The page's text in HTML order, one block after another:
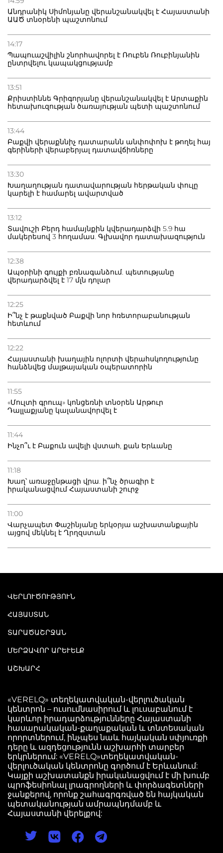
Անդրանիկ Սիմոնյանը վերանշանակվել է Հայաստանի
ԱԱԾ տնօրենի պաշտոնում
14:17
Պապուաշվիլին շնորհավորել է Ռուբեն Ռուբինյանին
ընտրվելու կապակցությամբ
13:51
Քրիստիննե Գրիգորյանը վերանշանակվել է Արտաքին
հետախուզության ծառայության պետի պաշտոնում
13:44
Բաքվի վերաքննիչ դատարանն անփոփոխ է թողել հայ
գերիների վերաբերյալ դատավճիռները
13:30
Խաղաղության դատավարության հերթական փուլը
կարելի է համարել ավարտված
13:12
Տավուշի Բերդ համայնքին կվերադարձվի 5.9 հա
մակերեսով 3 հողամաս. Գլխավոր դատախազություն
12:38
Ապօրինի գույքի բռնագանձում. պետությանը
վերադարձվել է 17 մլն դոլար
12:25
Ի՞նչ է թաքնված Բաքվի նոր հռետորաբանության
հետևում
12:22
Հայաստանի խաղային ոլորտի վերահսկողությունը
հանձնվեց մալթայական օպերատորին
11:55
«Մուլտի գրուպ» կոնցեռնի տնօրեն Արթուր
Դալլաքյանը կալանավորվել է
11:44
Ինչո՞ւ է Բաքուն ավելի վստահ, քան Երևանը
11:18
Խաղ՝ առաջընթացի վրա. ի՞նչ ծրագիր է
իրականացվում Հայաստանի շուրջ
11:00
Վարչապետ Փաշինյանը երկօրյա աշխատանքային
այցով մեկնել է Ղրղզստան
ՎԵՐԼՈՒԾՈՒԹՅՈՒՆ
ՀԱՅԱՍՏԱՆ
ՏԱՐԱԾԱՇՐՋԱՆ
ՄԵՐՁԱՎՈՐ ԱՐԵՒԵԼՔ
ԱՇԽԱՐՀ
«VERELQ» տեղեկատվական-վերլուծական
կենտրոն – ուսումնասիրում և լուսաբանում է
կարևոր իրադարձությունները Հայաստանի
հասարակական-քաղաքական և տնտեսական
որորտներում, ինչպես նաև հայկական սփյուռքի
դերը և ազդեցությունն աշխարհի տարբեր
երկրներում: «VERELQ»տեղեկատվական-
վերլուծական կենտրոնը գործում է Երևանում:
Կայքի աշխատանքն իրականացվում է մի խումբ
պրոֆեսիոնալ լրագրողների և փորձագետների
ջանքերով, որոնք շահագրգռված են հայկական
պետականության ամրապնդմամբ և
Հայաստանի վերելքով: